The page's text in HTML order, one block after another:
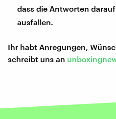
dass die Antworten
ausfallen.
Ihr habt Anregungen,
schreibt uns an